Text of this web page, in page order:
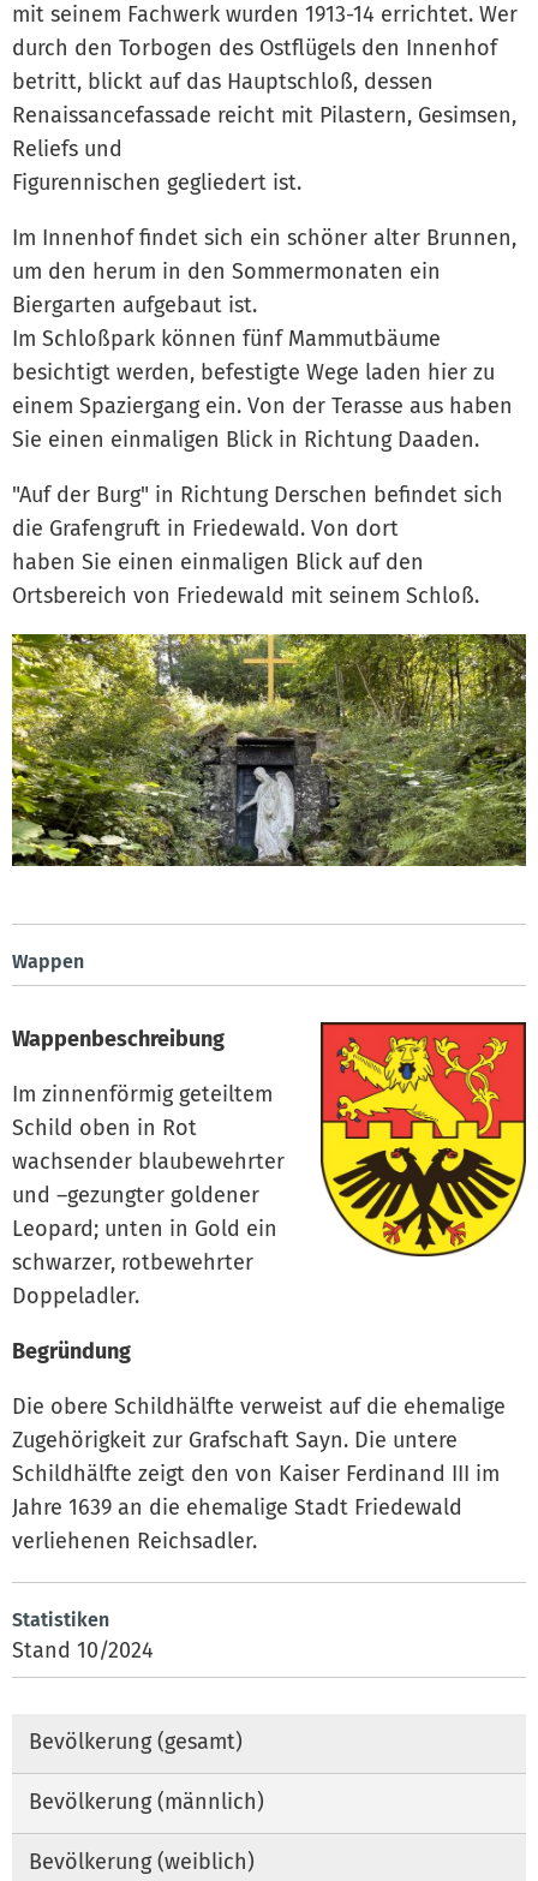
mit seinem Fachwerk wurden 1913-14 errichtet. Wer
durch den Torbogen des Ostflügels den Innenhof
betritt, blickt auf das Hauptschloß, dessen
Renaissancefassade reicht mit Pilastern, Gesimsen,
Reliefs und
Figurennischen gegliedert ist.
Im Innenhof findet sich ein schöner alter Brunnen,
um den herum in den Sommermonaten ein
Biergarten aufgebaut ist.
Im Schloßpark können fünf Mammutbäume
besichtigt werden, befestigte Wege laden hier zu
einem Spaziergang ein. Von der Terasse aus haben
Sie einen einmaligen Blick in Richtung Daaden.
"Auf der Burg" in Richtung Derschen befindet sich
die Grafengruft in Friedewald. Von dort
haben Sie einen einmaligen Blick auf den
Ortsbereich von Friedewald mit seinem Schloß.
Wappen
Wappenbeschreibung
Im zinnenförmig geteiltem
Schild oben in Rot
wachsender blaubewehrter
und –gezungter goldener
Leopard; unten in Gold ein
schwarzer, rotbewehrter
Doppeladler.
Begründung
Die obere Schildhälfte verweist auf die ehemalige
Zugehörigkeit zur Grafschaft Sayn. Die untere
Schildhälfte zeigt den von Kaiser Ferdinand III im
Jahre 1639 an die ehemalige Stadt Friedewald
verliehenen Reichsadler.
Statistiken
Stand 10/2024
Bevölkerung (gesamt)
Bevölkerung (männlich)
Bevölkerung (weiblich)